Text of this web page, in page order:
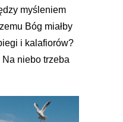
myśleniem
Bóg miałby
i kalafiorów?
Na niebo trzeba